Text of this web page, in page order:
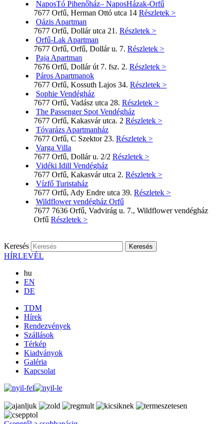
NaposTó Pihenőház– NaposHázak-Orfű
7677 Orfű, Herman Ottó utca 14 Részletek >
Oázis Apartman
7677 Orfű, Dollár utca 21. Részletek >
Orfű-Lak Apartman
7677 Orfű, Orfű, Dollár u. 7. Részletek >
Paja Apartman
7676 Orfű, Dollár út 7. fsz. 2. Részletek >
Páros Apartmanok
7677 Orfű, Kossuth Lajos 34. Részletek >
Sophie Vendégház
7677 Orfű, Vadász utca 28. Részletek >
The Passenger Spot Vendégház
7677 Orfű, Kakasvár utca. 2 Részletek >
Tóvarázs Apartmanház
7677 Orfű, C Szektor 23. Részletek >
Varga Villa
7677 Orfű, Dollár u. 2/2 Részletek >
Vidéki Idill Vendégház
7677 Orfű, Kakasvár utca 2. Részletek >
Vízfő Turistaház
7677 Orfű, Ady Endre utca 39. Részletek >
Wildflower vendégház Orfű
7677 7636 Orfű, Vadvirág u. 7., Wildflower vendégház
Orfű Részletek >
Keresés
HÍRLEVÉL
hu
EN
DE
TDM
Hírek
Rendezvények
Szállások
Térkép
Kiadványok
Galéria
Kapcsolat